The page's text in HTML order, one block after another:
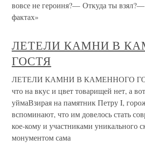
вовсе не героиня?— Откуда ты
фактах»
ЛЕТЕЛИ КАМНИ В
ГОСТЯ
ЛЕТЕЛИ КАМНИ В КАМЕННОГО
что на вкус и цвет товарищей нет, а
уймаВзирая на памятник Петру I,
вспоминают, что им довелось стать
кое-кому и участниками уникального
монументом сама